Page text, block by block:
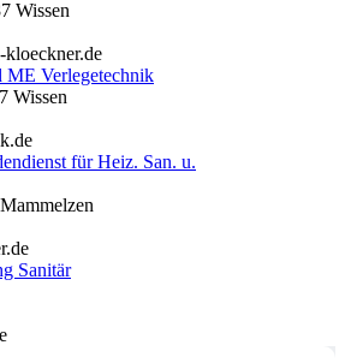
Wissen
ME Verlegetechnik
Wissen
für Heiz. San. u.
Sanitär